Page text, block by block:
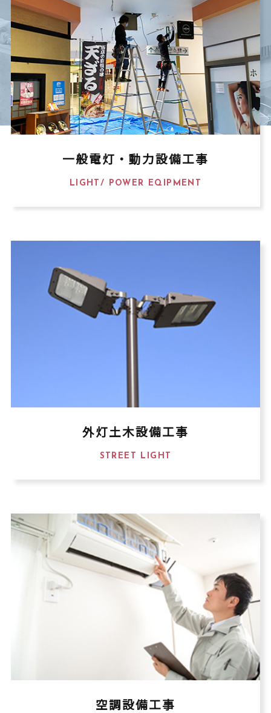
一般電灯・動力設備工事
LIGHT/ POWER EQIPMENT
外灯土木設備工事
STREET LIGHT
空調設備工事